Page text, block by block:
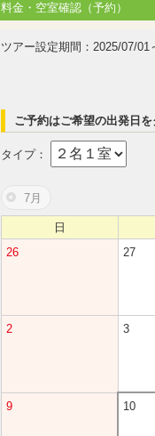
料金・空室確認（予約）
ツアー設定期間：2025/07/01
ご予約はご希望の出発日
タイプ：
7月
日
26
27
2 3
9 10